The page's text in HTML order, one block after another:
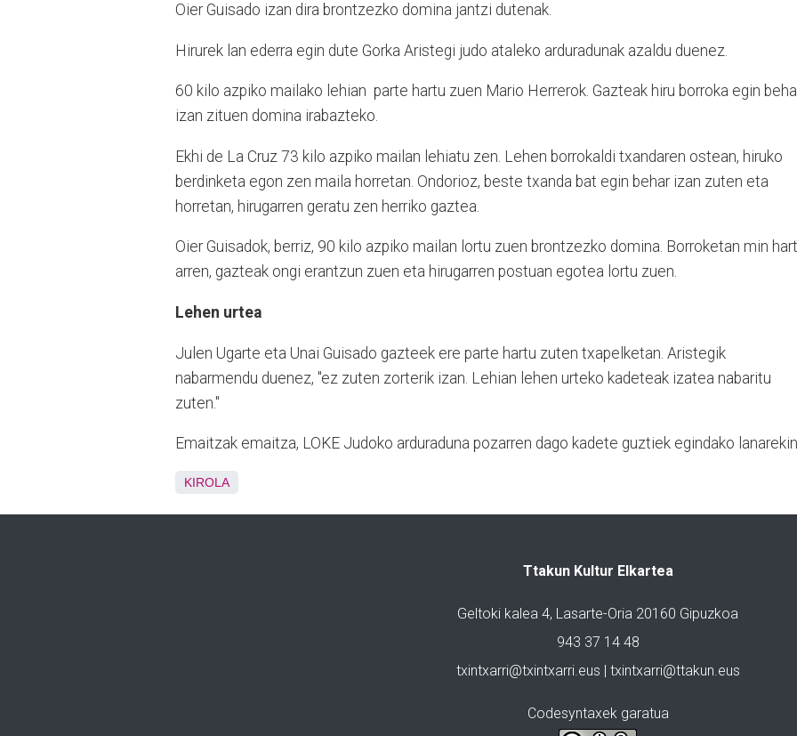
Oier Guisado izan dira brontzezko domina jantzi dutenak.
Hirurek lan ederra egin dute Gorka Aristegi judo ataleko arduradunak azaldu duenez.
60 kilo azpiko mailako lehian parte hartu zuen Mario Herrerok. Gazteak hiru borroka egin
izan zituen domina irabazteko.
Ekhi de La Cruz 73 kilo azpiko mailan lehiatu zen. Lehen borrokaldi txandaren ostean, hiruko
berdinketa egon zen maila horretan. Ondorioz, beste txanda bat egin behar izan zuten eta
horretan, hirugarren geratu zen herriko gaztea.
Oier Guisadok, berriz, 90 kilo azpiko mailan lortu zuen brontzezko domina. Borroketan min
arren, gazteak ongi erantzun zuen eta hirugarren postuan egotea lortu zuen.
Lehen urtea
Julen Ugarte eta Unai Guisado gazteek ere parte hartu zuten txapelketan. Aristegik
nabarmendu duenez, "ez zuten zorterik izan. Lehian lehen urteko kadeteak izatea nabaritu
zuten."
Emaitzak emaitza, LOKE Judoko arduraduna pozarren dago kadete guztiek egindako
KIROLA
Ttakun Kultur Elkartea
Geltoki kalea 4, Lasarte-Oria 20160 Gipuzkoa
943 37 14 48
txintxarri@txintxarri.eus | txintxarri@ttakun.eus
Codesyntaxek garatua